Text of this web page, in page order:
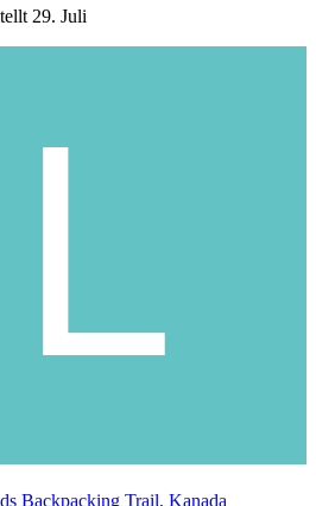
29. Juli
Backpacking Trail, Kanada